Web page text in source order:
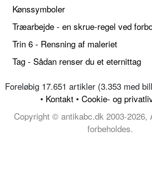
Kønssymboler
Træarbejde - en skrue-regel ved
Trin 6 - Rensning af maleriet
Tag - Sådan renser du et eternittag
Foreløbig 17.651 artikler (3.353 med
• Kontakt • Cookie- og
Copyright © antikabc.dk 2003-2026,
forbeholdes.